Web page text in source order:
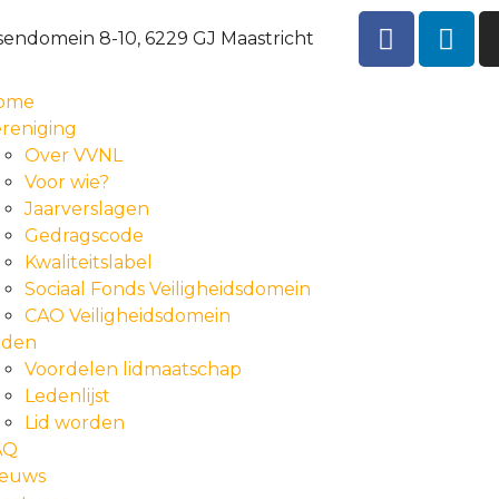
8-10, 6229 GJ Maastricht
Over VVNL
Voor wie?
Jaarverslagen
Gedragscode
Kwaliteitslabel
Sociaal Fonds Veiligheidsdomein
CAO Veiligheidsdomein
Voordelen lidmaatschap
Ledenlijst
Lid worden